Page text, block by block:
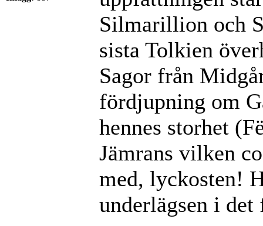
Silmarillion och
sista Tolkien
Sagor från
fördjupning om
hennes storhet
Jämrans vilken
med, lyckosten!
underlägsen i